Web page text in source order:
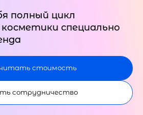
полный цикл
специально
стоимость
сотрудничество